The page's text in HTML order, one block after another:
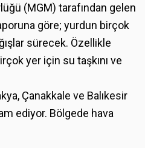
(MGM) tarafından gelen
göre; yurdun birçok
sürecek. Özellikle
yer için su taşkını ve
Çanakkale ve Balıkesir
ediyor. Bölgede hava